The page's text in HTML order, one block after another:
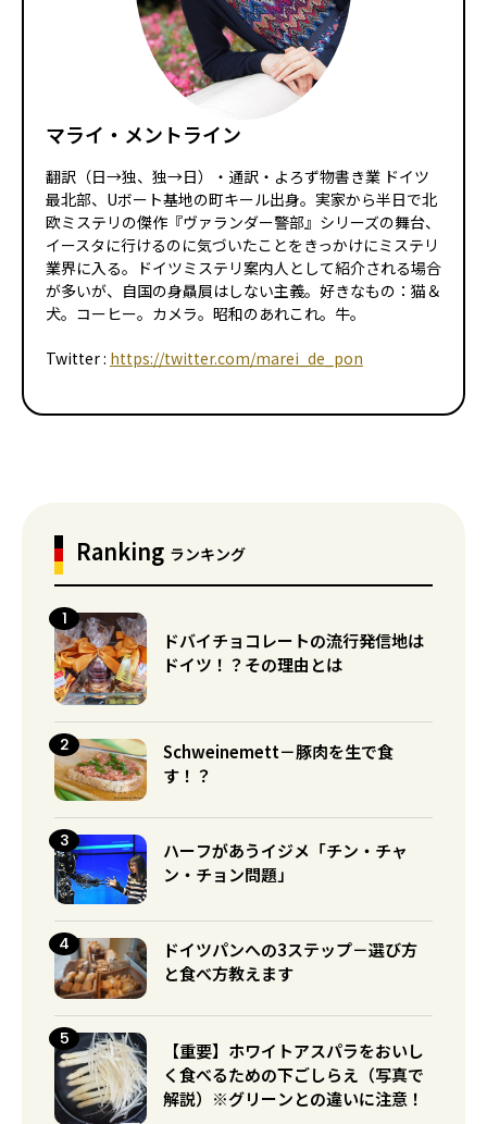
マライ・メントライン
翻訳（日→独、独→日）・通訳・よろず物書き業 ドイツ
最北部、Uボート基地の町キール出身。実家から半日で北
欧ミステリの傑作『ヴァランダー警部』シリーズの舞台、
イースタに行けるのに気づいたことをきっかけにミステリ
業界に入る。ドイツミステリ案内人として紹介される場合
が多いが、自国の身贔屓はしない主義。好きなもの：猫＆
犬。コーヒー。カメラ。昭和のあれこれ。牛。
Twitter : https://twitter.com/marei_de_pon
Ranking ランキング
ドバイチョコレートの流行発信地は
ドイツ！？その理由とは
Schweinemett－豚肉を生で食
す！？
ハーフがあうイジメ「チン・チャ
ン・チョン問題」
ドイツパンへの3ステップ－選び方
と食べ方教えます
【重要】ホワイトアスパラをおいし
く食べるための下ごしらえ（写真で
解説）※グリーンとの違いに注意！